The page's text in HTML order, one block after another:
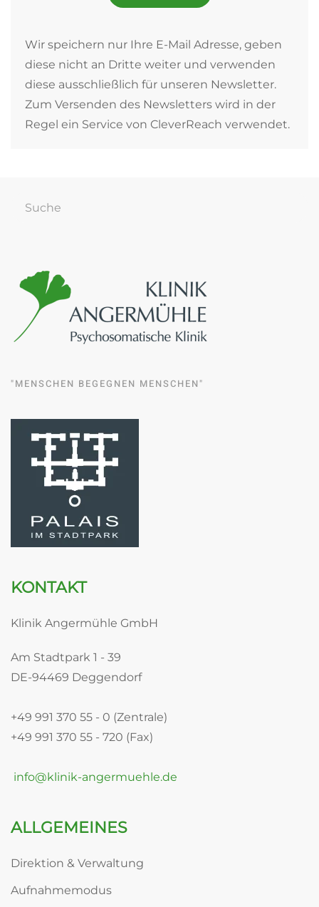
Wir speichern nur Ihre E-Mail Adresse, geben
diese nicht an Dritte weiter und verwenden
diese ausschließlich für unseren Newsletter.
Zum Versenden des Newsletters wird in der
Regel ein Service von CleverReach verwendet.
"MENSCHEN BEGEGNEN MENSCHEN"
KONTAKT
Klinik Angermühle GmbH
Am Stadtpark 1 - 39
DE-94469 Deggendorf
+49 991 370 55 - 0 (Zentrale)
+49 991 370 55 - 720 (Fax)
info@klinik-angermuehle.de
ALLGEMEINES
Direktion & Verwaltung
Aufnahmemodus